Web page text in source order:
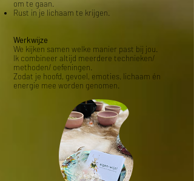
om te gaan.
Rust in je lichaam te krijgen.
Werkwijze
We kijken samen welke manier past bij jou.
Ik combineer altijd meerdere technieken/
methoden/ oefeningen.
Zodat je hoofd, gevoel, emoties, lichaam én
energie mee worden genomen.